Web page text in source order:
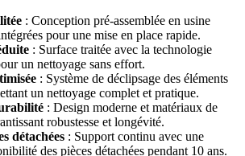
: Conception pré-assemblée en usine
pour une mise en place rapide.
: Surface traitée avec la technologie
un nettoyage sans effort.
: Système de déclipsage des éléments
un nettoyage complet et pratique.
: Design moderne et matériaux de
robustesse et longévité.
détachées : Support continu avec une
des pièces détachées pendant 10 ans.